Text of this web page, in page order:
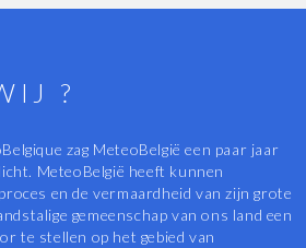
?
zag MeteoBelgië een paar jaar
MeteoBelgië heeft kunnen
en de vermaardheid van zijn grote
gemeenschap van ons land een
te stellen op het gebied van